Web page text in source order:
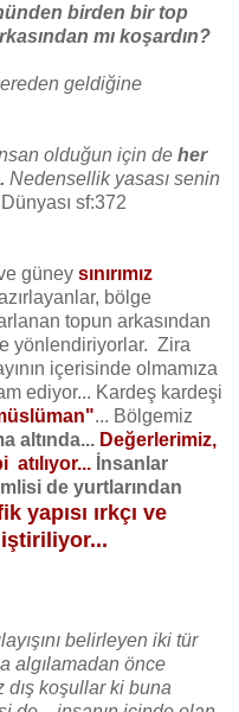
birden bir top
mı koşardın?
geldiğine
olduğun için de her
Nedensellik yasası senin
sf:372
güney sınırımız
bölge
topun arkasından
yönlendiriyorlar. Zira
içerisinde olmamıza
ediyor... Kardeş kardeşi
... Bölgemiz
altında... Değerlerimiz,
atılıyor... İnsanlar
de yurtlarından
yapısı ırkçı ve
belirleyen iki tür
algılamadan önce
dış koşullar ki buna